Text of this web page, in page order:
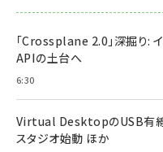
「Crossplane 2.0」深掘り:
APIの土台へ
6:30
Virtual DesktopのUSB有線
スタジオ始動 ほか